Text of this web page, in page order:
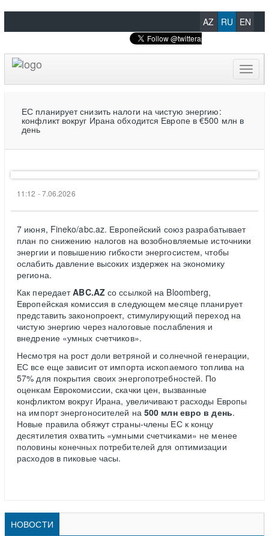
AZ RU EN
ЕС планирует снизить налоги на чистую энергию:
конфликт вокруг Ирана обходится Европе в €500 млн в
день
11:12 - 7.06.2026
7 июня, Fineko/abc.az. Европейский союз разрабатывает
план по снижению налогов на возобновляемые источники
энергии и повышению гибкости энергосистем, чтобы
ослабить давление высоких издержек на экономику
региона.
Как передаетABC.AZ со ссылкой на Bloomberg,
Европейская комиссия в следующем месяце планирует
представить законопроект, стимулирующий переход на
чистую энергию через налоговые послабления и
внедрение «умных счетчиков».
Несмотря на рост доли ветряной и солнечной генерации,
ЕС все еще зависит от импорта ископаемого топлива на
57% для покрытия своих энергопотребностей. По
оценкам Еврокомиссии, скачки цен, вызванные
конфликтом вокруг Ирана, увеличивают расходы Европы
на импорт энергоносителей на 500 млн евро в день.
Новые правила обяжут страны-члены ЕС к концу
десятилетия охватить «умными счетчиками» не менее
половины конечных потребителей для оптимизации
расходов в пиковые часы.
НОВОСТИ